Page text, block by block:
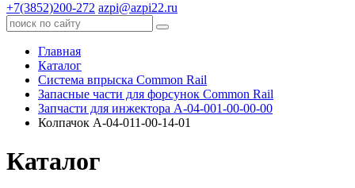
+7(3852)200-272 azpi@azpi22.ru
Главная
Каталог
Система впрыска Common Rail
Запасные части для форсунок Common Rail
Запчасти для инжектора А-04-001-00-00-00
Колпачок А-04-011-00-14-01
Каталог